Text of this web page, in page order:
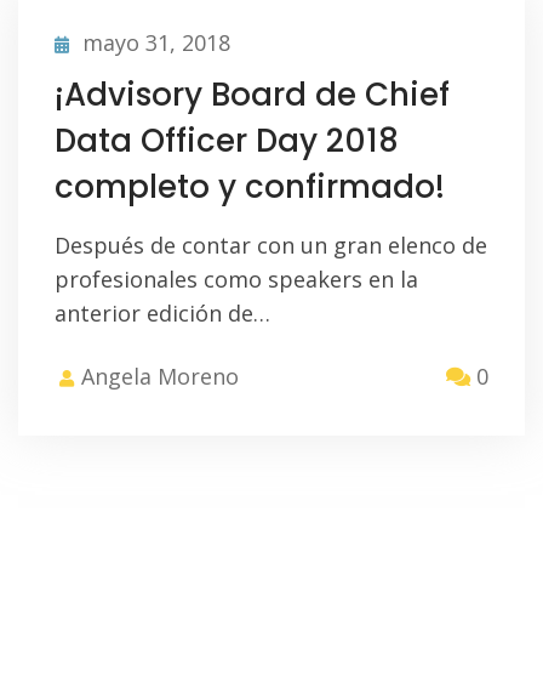
mayo 31, 2018
¡Advisory Board de Chief
Data Officer Day 2018
completo y confirmado!
Después de contar con un gran elenco de
profesionales como speakers en la
anterior edición de…
Angela Moreno 0